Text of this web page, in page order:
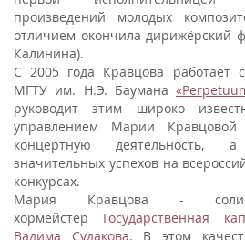
произведений молодых
отличием окончила дирижёрский
Калинина).
С 2005 года Кравцова работает
МГТУ им. Н.Э. Баумана
руководит этим широко
управлением Марии
концертную деятельность,
значительных успехов на
конкурсах.
Мария Кравцова -
хормейстер Государственная
Вадима Судакова. В этом